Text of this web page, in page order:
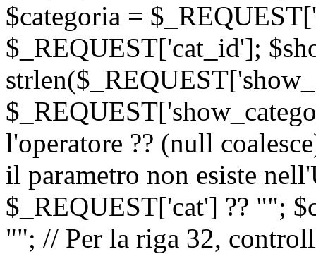
$categoria =
$_REQUEST['cat_id'];
l'operatore ?? (null
il parametro non esiste
$_REQUEST['cat'] ?? "";
""; // Per la riga 32,